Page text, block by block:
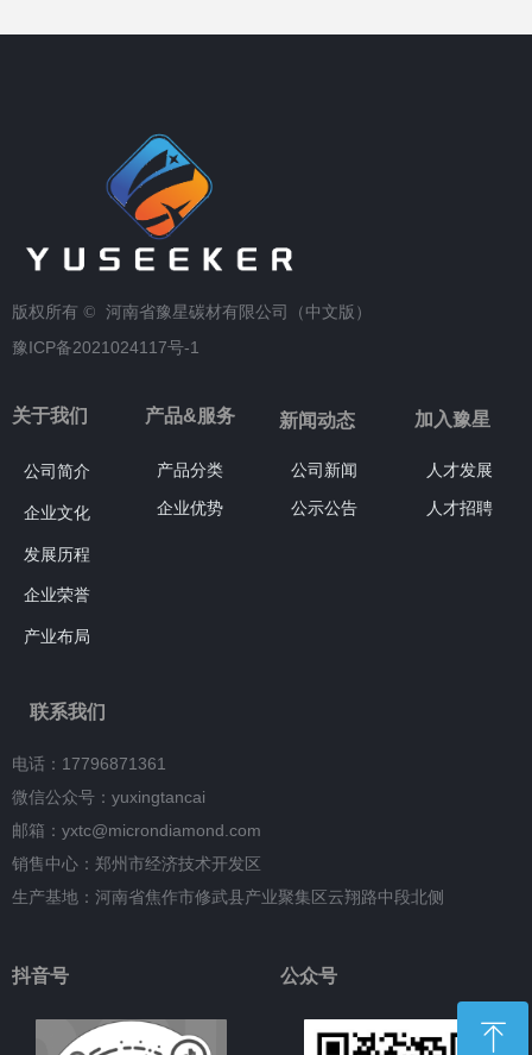
版权所有 © 河南省豫星碳材有限公司（中文版）
豫ICP备2021024117号-1
产品&服务
产品分类
企业优势
公司新闻
公示公告
新闻动态
人才发展
人才招聘
加入豫星
公司简介
企业文化
发展历程
企业荣誉
产业布局
关于我们
联系我们
电话：17796871361
微信公众号：yuxingtancai
邮箱：yxtc@microndiamond.com
销售中心：郑州市经济技术开发区
生产基地：河南省焦作市修武县产业聚集区云翔路中段北侧
公众号
抖音号
ꁸ